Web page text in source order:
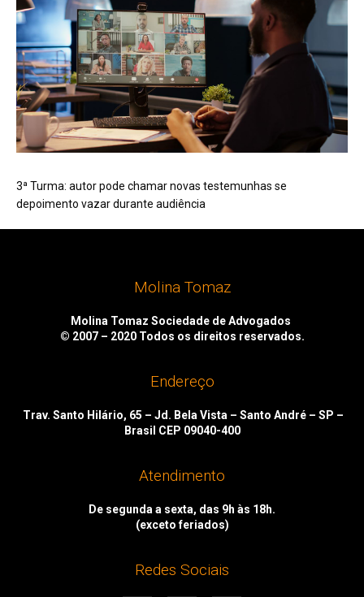
3ª Turma: autor pode chamar novas testemunhas se
depoimento vazar durante audiência
Molina Tomaz
Molina Tomaz Sociedade de Advogados
© 2007 – 2020 Todos os direitos reservados.
Endereço
Trav. Santo Hilário, 65 – Jd. Bela Vista – Santo André – SP –
Brasil CEP 09040-400
Atendimento
De segunda a sexta, das 9h às 18h.
(exceto feriados)
Redes Sociais